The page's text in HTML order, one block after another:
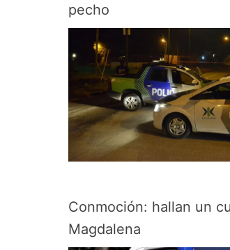
pecho
Conmoción: hallan un
Magdalena